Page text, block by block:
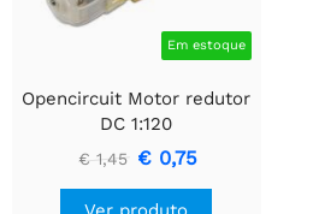
Em estoque
Opencircuit Motor redutor
DC 1:120
€ 1,45 € 0,75